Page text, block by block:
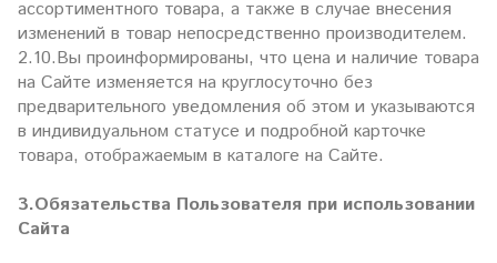
ассортиментного товара, а также в случае внесения
изменений в товар непосредственно производителем.
2.10.Вы проинформированы, что цена и наличие товара
на Сайте изменяется на круглосуточно без
предварительного уведомления об этом и указываются
в индивидуальном статусе и подробной карточке
товара, отображаемым в каталоге на Сайте.
3.Обязательства Пользователя при использовании
Сайта